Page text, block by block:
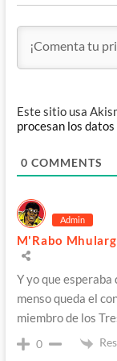
Este sitio usa
procesan los
0 COMMENTS
Admin
M'Rabo
Y yo que
menso queda el
miembro de los
0